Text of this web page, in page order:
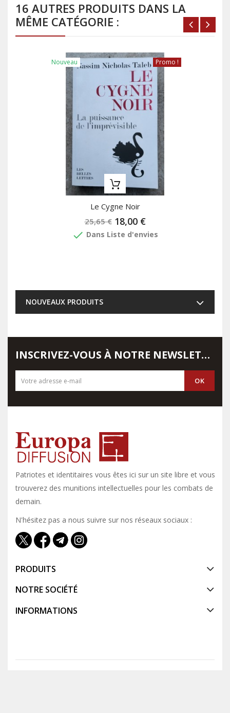
16 AUTRES PRODUITS DANS LA
MÊME CATÉGORIE :
Promo !
Nouveau
Le Cygne Noir
25,65 € 18,00 €
done Dans Liste d'envies
NOUVEAUX PRODUITS
INSCRIVEZ-VOUS À NOTRE NEWSLETTER
Patriotes et identitaires vous êtes ici sur un site libre et vous y
trouverez des munitions intellectuelles pour les combats de
demain.
N'hésitez pas a nous suivre sur nos réseaux sociaux :
PRODUITS
NOTRE SOCIÉTÉ
INFORMATIONS